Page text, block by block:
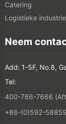
Catering
Logistieke industrie
Neem
Add: 1-5F, No.8,
Tel:
400-766-7666
+86-(0)592-